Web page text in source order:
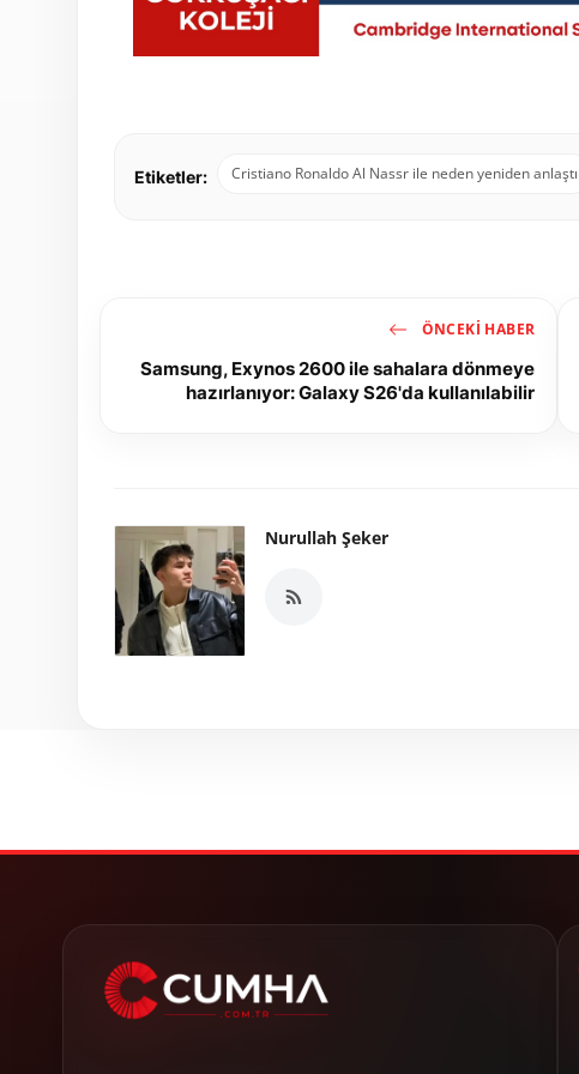
Etiketler: Cristiano Ronaldo Al Nassr ile neden yeniden anlaştı
ÖNCEKI HABER
Samsung, Exynos 2600 ile sahalara dönmeye
hazırlanıyor: Galaxy S26'da kullanılabilir
Nurullah Şeker